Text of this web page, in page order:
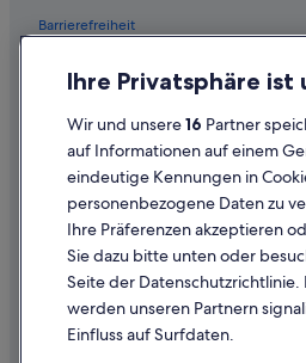
Barrierefreiheit
Inhaltsrichtlinien und Melden von
Hilfe
Hilfe
Flug stornieren
Ihre Privatsphäre ist
Wir und unsere16 Partner
auf Informationen auf einem
eindeutige Kennungen in
personenbezogene Daten zu
Ihre Präferenzen akzeptieren
Sie dazu bitte unten oder
Seite der Datenschutzrichtlinie.
werden unseren Partnern
Einfluss auf Surfdaten.